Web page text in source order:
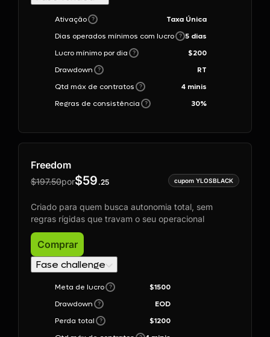
Ativação ?
Taxa Única
Dias operados mínimos com lucro ? 5 dias
Lucro mínimo por dia
? $200
Drawdown
?
RT
Qtd máx de contratos
?
4 minis
Regras de consistência
? 30%
Freedom
$197.50por$59 .25
Criado para quem busca autonomia total, sem
regras rígidas que travam o seu operacional
Comprar
Fase challenge
Meta de lucro ?
$1500
Drawdown
?
EOD
Perda total
?
$1200